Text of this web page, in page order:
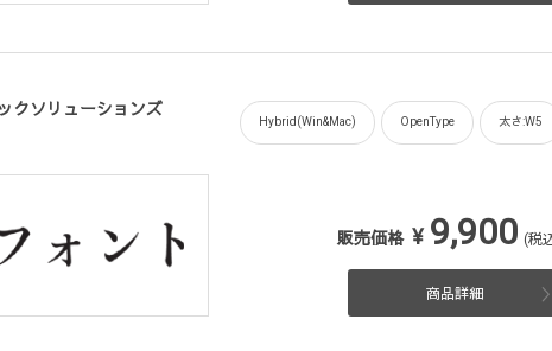
クソリューションズ Hybrid(Win&Mac) OpenType 太さ:W5
販売価格 ¥ 9,900 (税
商品詳細